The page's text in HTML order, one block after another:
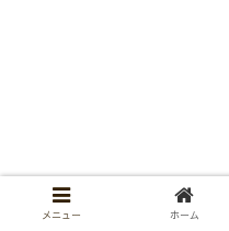
メニュー ホーム